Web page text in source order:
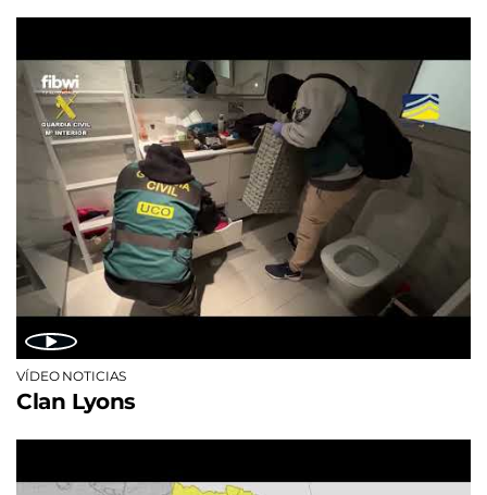
VÍDEO NOTICIAS
Clan Lyons